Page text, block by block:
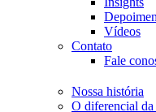
Vídeos
Contato
Fale
Nossa história
O diferencial